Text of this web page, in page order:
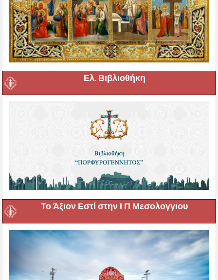
Ελ. Βιβλιοθήκη
Το Άξιον Εστί στην Ι Π Μεσολογγιου